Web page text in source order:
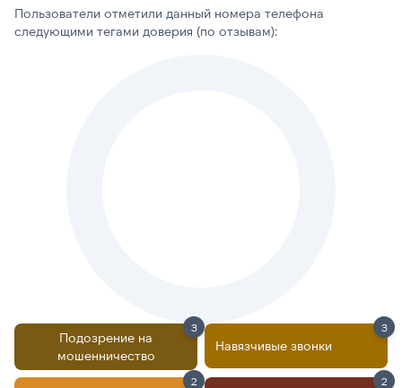
Пользователи отметили данный номера телефона
следующими тегами доверия (по отзывам):
Подозрение на
мошенничество
3
Навязчивые звонки
3
2 2